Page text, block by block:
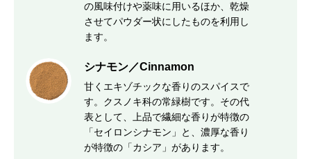
の風味付けや薬味に用いるほか、乾燥
させてパウダー状にしたものを利用し
ます。
シナモン／Cinnamon
甘くエキゾチックな香りのスパイスで
す。クスノキ科の常緑樹です。その代
表として、上品で繊細な香りが特徴の
「セイロンシナモン」と、濃厚な香り
が特徴の「カシア」があります。